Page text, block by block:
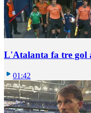
L'Atalanta fa tre gol
01:42